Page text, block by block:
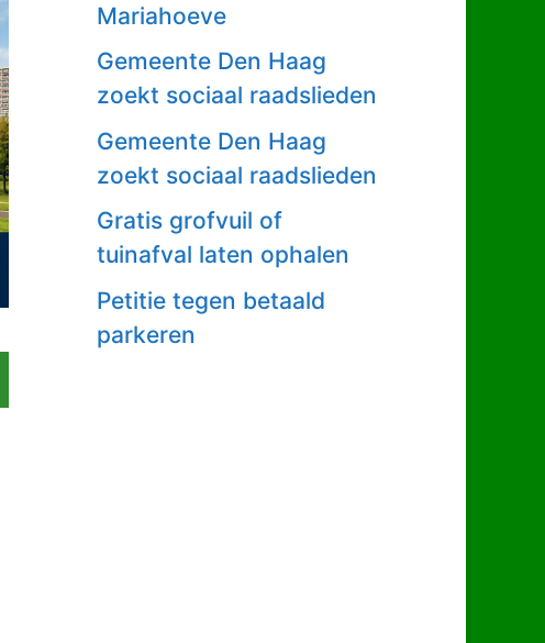
Mariahoeve
Gemeente Den Haag
zoekt sociaal raadslieden
Gemeente Den Haag
zoekt sociaal raadslieden
Gratis grofvuil of
tuinafval laten ophalen
Petitie tegen betaald
parkeren